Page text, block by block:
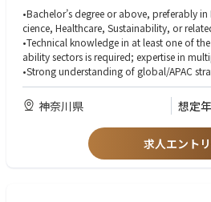
ment operational excellence, and
d reputation of BSI Japan.
■Responsibilities & Accountabilities
The role is responsible for the following
d, Healthcare, and Sustainability
• Lead the formulation and execution of
oration with Sales, aligned with global,
• Achieve planned delivery man-days
urce allocation, managing CAV and RAV
•Bachelor’s degree or above, preferably
cience, Healthcare, Sustainability, or
•Technical knowledge in at least one of
ability sectors is required; expertise in
•Strong understanding of global/APAC
ithin the Japan market.
•Extensive experience in certification/
management.
•Proven track record in managing
•International business experience
神奈川県 想定
求人エント